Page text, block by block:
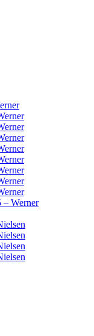
– Werner